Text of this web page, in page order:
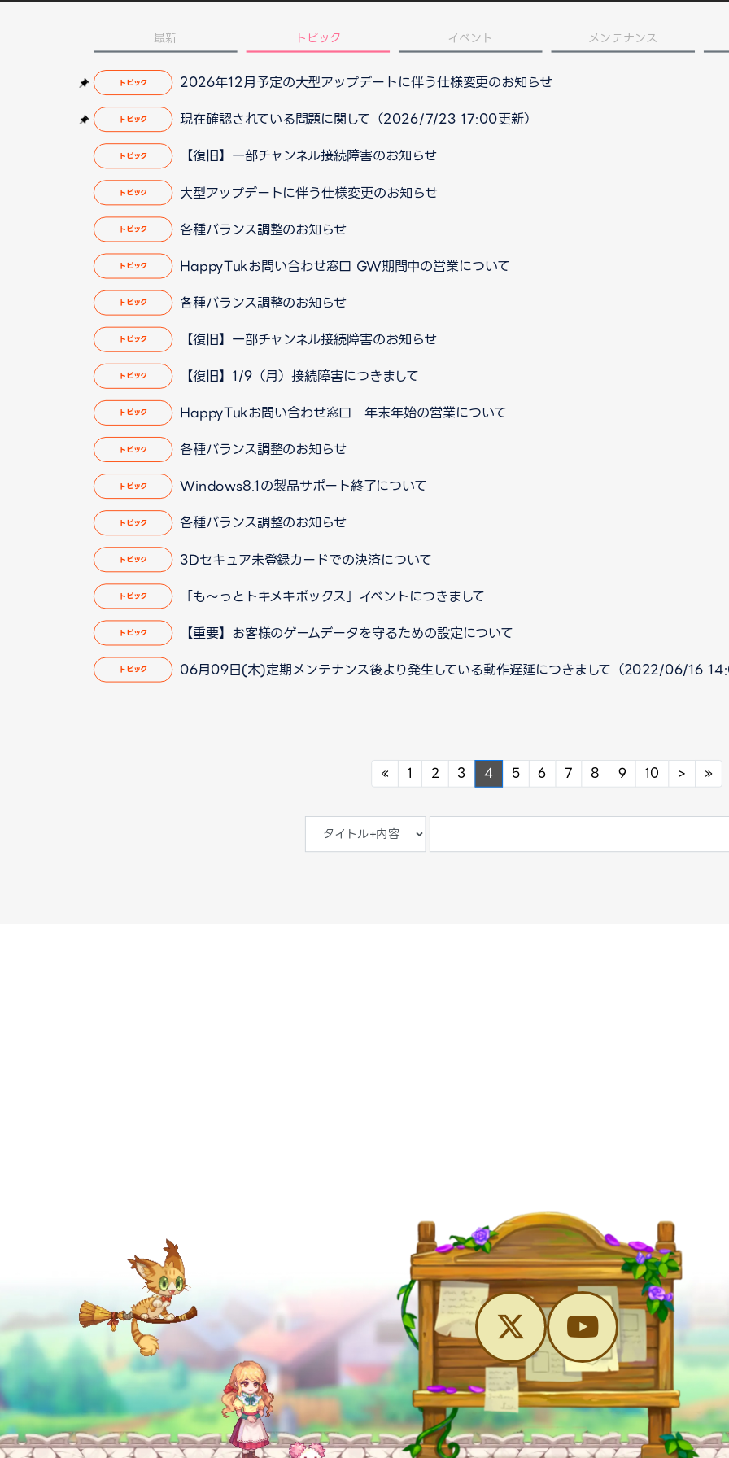
最新 トピック イベント メンテナンス
トピック 2026年12月予定の大型アップデートに伴う仕様変更のお知らせ
トピック 現在確認されている問題に関して（2026/7/23 17:00更新）
トピック 【復旧】一部チャンネル接続障害のお知らせ
トピック 大型アップデートに伴う仕様変更のお知らせ
トピック 各種バランス調整のお知らせ
トピック HappyTukお問い合わせ窓口 GW期間中の営業について
トピック 各種バランス調整のお知らせ
トピック 【復旧】一部チャンネル接続障害のお知らせ
トピック 【復旧】1/9（月）接続障害につきまして
トピック HappyTukお問い合わせ窓口 年末年始の営業について
トピック 各種バランス調整のお知らせ
トピック Windows8.1の製品サポート終了について
トピック 各種バランス調整のお知らせ
トピック 3Dセキュア未登録カードでの決済について
トピック 「も～っとトキメキボックス」イベントにつきまして
トピック 【重要】お客様のゲームデータを守るための設定について
トピック 06月09日(木)定期メンテナンス後より発生している動作遅延につきまして（2022/06/16
« Previous
1 2 3 4 5 6 7 8 9 10 > Next
»